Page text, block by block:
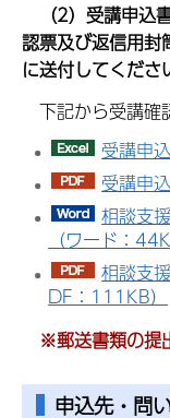
（2）受講申込
認票及び返信用封
に送付してくださ
下記から受講確
受講申
受講申
相談支
（ワード：
相談支
DF：111KB）
※郵送書類の提
申込先・問